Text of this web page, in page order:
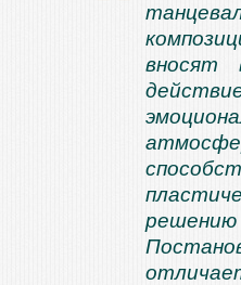
вносят